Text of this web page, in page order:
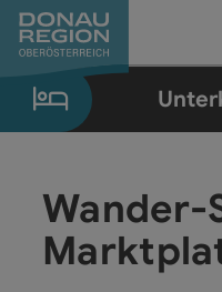
Zum Inhalt
Zur Navigation
Zum Seitenanfang
Zur Kontaktseite
Zum Impressum
Zur Startseite